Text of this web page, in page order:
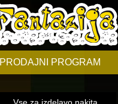
PRODAJNI PROGRAM